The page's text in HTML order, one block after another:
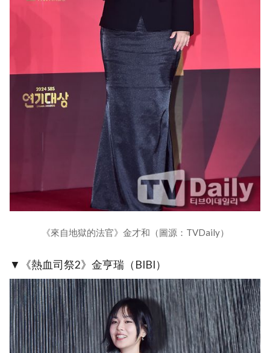
《來自地獄的法官》金才和（圖源：TVDaily）
▼《熱血司祭2》金亨瑞（BIBI）